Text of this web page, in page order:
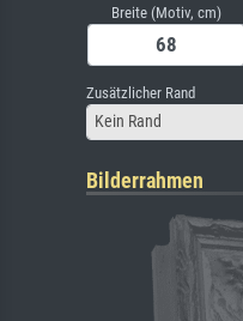
Breite (Motiv, cm)
Zusätzlicher Rand
Kein Rand
Bilderrahmen